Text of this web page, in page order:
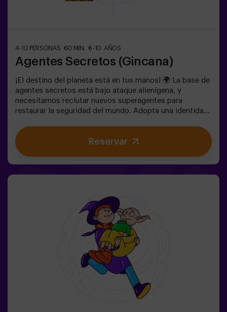
4-10 PERSONAS 60 MIN. 6-10 AÑOS
Agentes Secretos (Gincana)
¡El destino del planeta está en tus manos! 🌍 La base de
agentes secretos está bajo ataque alienígena, y
necesitamos reclutar nuevos superagentes para
restaurar la seguridad del mundo. Adopta una identidad
equipo excepcional, preparado para enfrentar cualquier
amenaza. 💪 ¡Cada segundo cuenta! ¿Te atreves a
aceptar la misión? 🎯 El juego está diseñado
un entrenamiento de super agentes. Incluye juego de
Lasers. El juego se juega en oscuridad con luces led.
Las gincanas son una serie de juegos físicos en equipo
coordinadas por un monitor.
Reservar